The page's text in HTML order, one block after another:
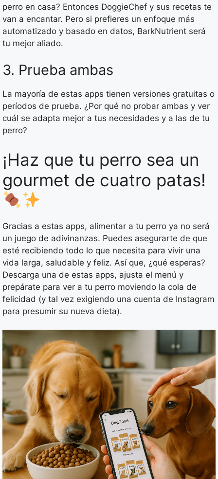
perro en casa? Entonces DoggieChef y sus recetas te
van a encantar. Pero si prefieres un enfoque más
automatizado y basado en datos, BarkNutrient será
tu mejor aliado.
3. Prueba ambas
La mayoría de estas apps tienen versiones gratuitas o
períodos de prueba. ¿Por qué no probar ambas y ver
cuál se adapta mejor a tus necesidades y a las de tu
perro?
¡Haz que tu perro sea un
gourmet de cuatro patas!
Gracias a estas apps, alimentar a tu perro ya no será
un juego de adivinanzas. Puedes asegurarte de que
esté recibiendo todo lo que necesita para vivir una
vida larga, saludable y feliz. Así que, ¿qué esperas?
Descarga una de estas apps, ajusta el menú y
prepárate para ver a tu perro moviendo la cola de
felicidad (y tal vez exigiendo una cuenta de Instagram
para presumir su nueva dieta).